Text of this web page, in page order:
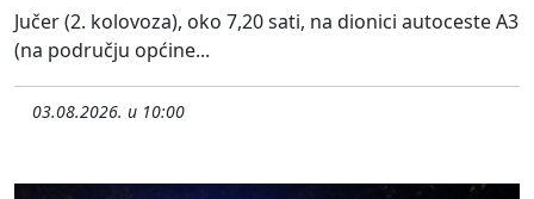
Jučer (2. kolovoza), oko 7,20 sati, na dionici autoceste A3
(na području općine...
03.08.2026. u 10:00